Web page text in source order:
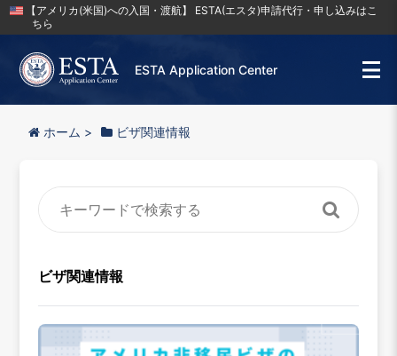
【アメリカ(米国)への入国・渡航】 ESTA(エスタ)申請代行・申し込みはこ
ちら
ESTA Application Center
ホーム > ビザ関連情報
ビザ関連情報